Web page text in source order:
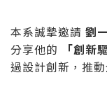
本系誠摯邀請 劉
分享他的
「創新
過設計創新，推